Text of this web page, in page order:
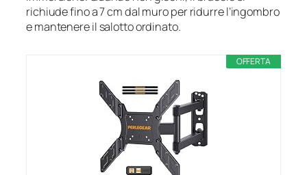
richiude fino a 7 cm dal muro per ridurre l’ingombro
e mantenere il salotto ordinato.
OFFERTA